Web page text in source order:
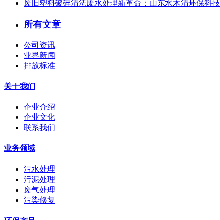
废旧塑料破碎清洗废水处理新革命：山东水木清环保科
所有文章
公司资讯
业界新闻
排放标准
关于我们
企业介绍
企业文化
联系我们
业务领域
污水处理
污泥处理
废气处理
污染修复